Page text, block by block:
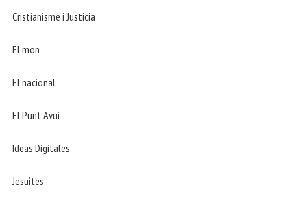
Cristianisme i Justicia
El mon
El nacional
El Punt Avui
Ideas Digitales
Jesuites